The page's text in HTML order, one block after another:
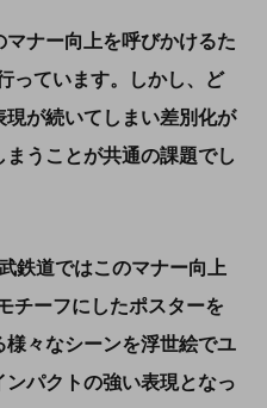
ナー向上を呼びかけるた
っています。しかし、ど
が続いてしまい差別化が
うことが共通の課題でし
鉄道ではこのマナー向上
チーフにしたポスターを
々なシーンを浮世絵でユ
パクトの強い表現となっ